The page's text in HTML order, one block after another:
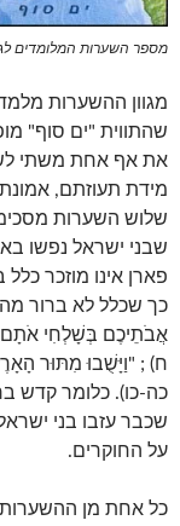
מספר השערות המלומדים
מגוון ההשערות
שהתווית "ים סוף"
את אף אחת משתי
מידת תעוזתם,
שלוש השערות
שבני ישראל נפשו
פארן אינו מוזכר
כך שכלל לא ברור
אֲבֹתֵיכֶם בְּשָׁלְחִי
ח) ; "וַיָּשֻׁבוּ מִתּוּר
כה-כו). כלומר קדש
שכבר עזבו בני
על החוקרים.
כל אחת מן